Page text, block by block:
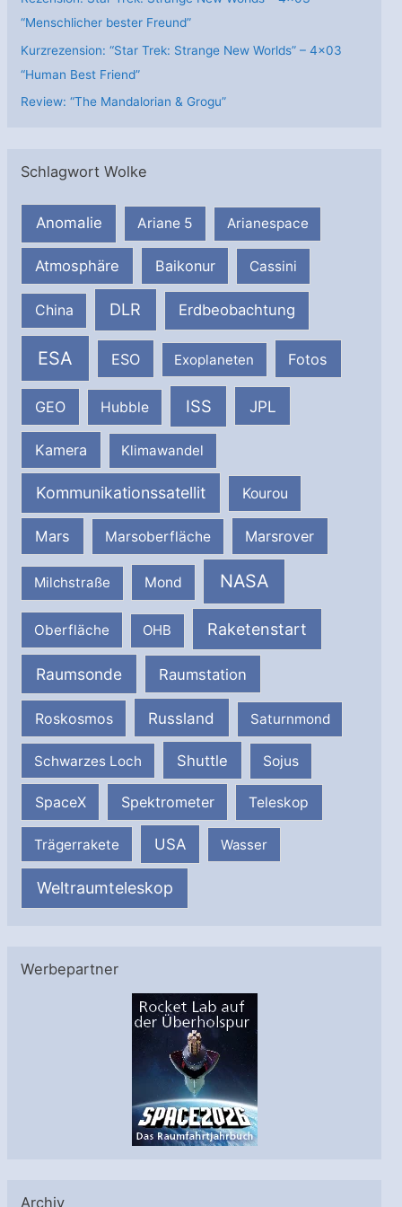
“Menschlicher bester Freund”
Kurzrezension: “Star Trek: Strange New Worlds” – 4×03
“Human Best Friend”
Review: “The Mandalorian & Grogu”
Schlagwort Wolke
Anomalie Ariane 5 Arianespace
Atmosphäre Baikonur Cassini
China DLR Erdbeobachtung
ESA ESO Exoplaneten Fotos
GEO Hubble ISS JPL
Kamera Klimawandel
Kommunikationssatellit Kourou
Mars Marsoberfläche Marsrover
Milchstraße Mond NASA
Oberfläche OHB Raketenstart
Raumsonde Raumstation
Roskosmos Russland Saturnmond
Schwarzes Loch Shuttle Sojus
SpaceX Spektrometer Teleskop
Trägerrakete USA Wasser
Weltraumteleskop
Werbepartner
Archiv